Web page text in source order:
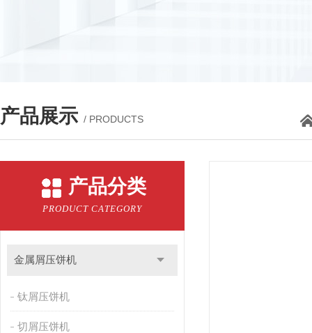
产品展示 / PRODUCTS
产品分类
PRODUCT CATEGORY
金属屑压饼机
钛屑压饼机
切屑压饼机